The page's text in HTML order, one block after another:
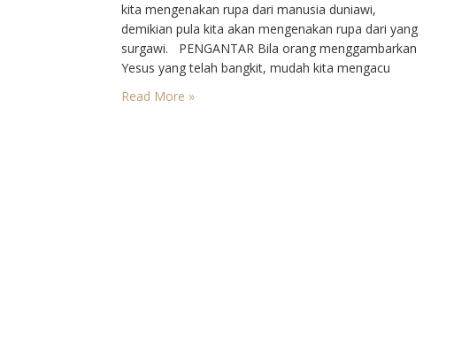
kita mengenakan rupa dari manusia duniawi,
demikian pula kita akan mengenakan rupa dari yang
surgawi. PENGANTAR Bila orang menggambarkan
Yesus yang telah bangkit, mudah kita mengacu
kepada hidup duniawi yang diperbarui. Paulus mau
menjelaskan bahwa hidup itu sama sekali baru. Yesus
Read More »